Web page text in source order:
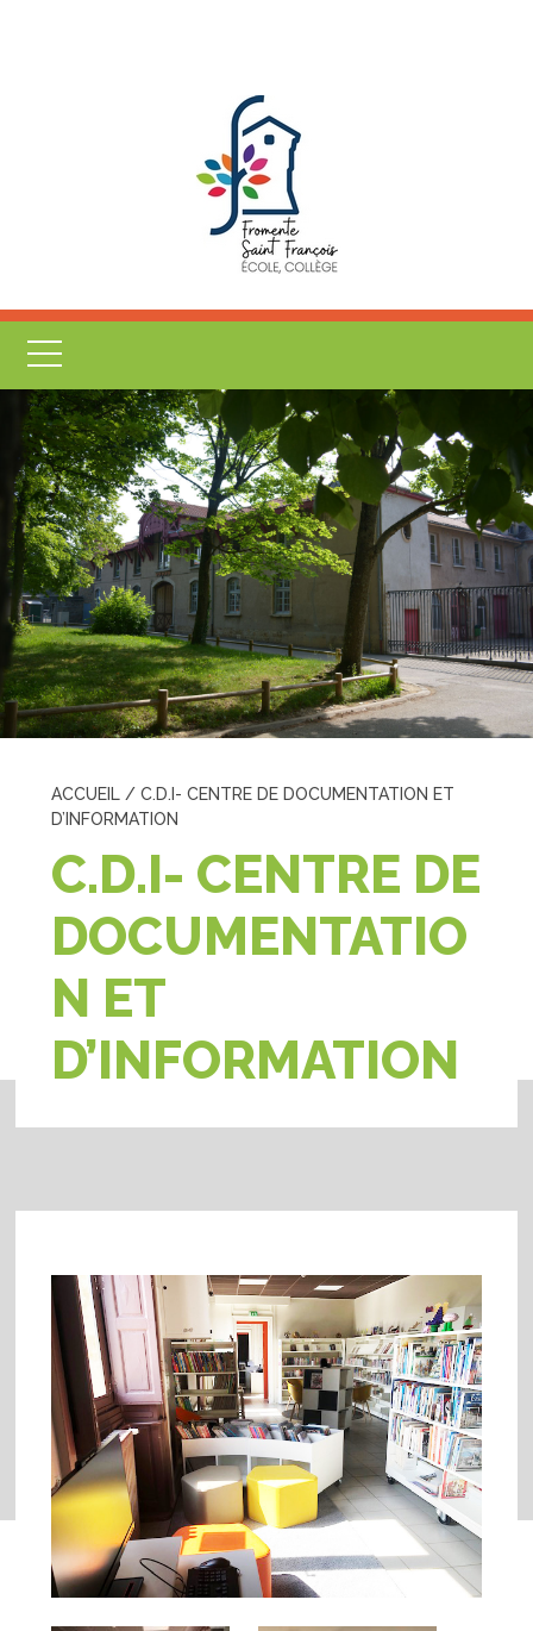
ACCUEIL /C.D.I- CENTRE DE DOCUMENTATION ET
D’INFORMATION
C.D.I- CENTRE DE
DOCUMENTATIO
N ET
D’INFORMATION